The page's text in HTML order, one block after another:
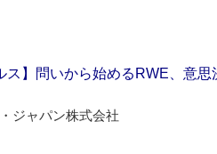
ス】問いから始めるRWE、意
ジャパン株式会社